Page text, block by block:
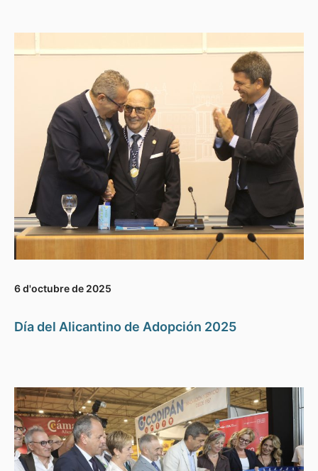
6 d'octubre de 2025
Día del Alicantino de Adopción 2025